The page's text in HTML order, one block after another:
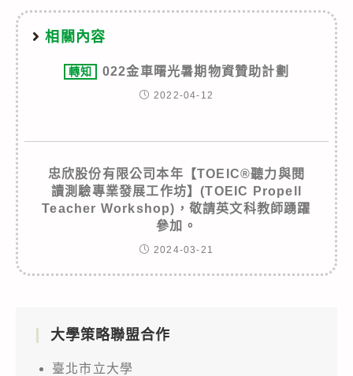
相關內容
轉知 022金車曙光暑期物資贊助計劃
2022-04-12
忠欣股份有限公司本年【TOEIC®聽力與閱
讀測驗專業發展工作坊】(TOEIC Propell
Teacher Workshop)，敬請英文科教師踴躍
參加。
2024-03-21
大學策略聯盟合作
臺北市立大學